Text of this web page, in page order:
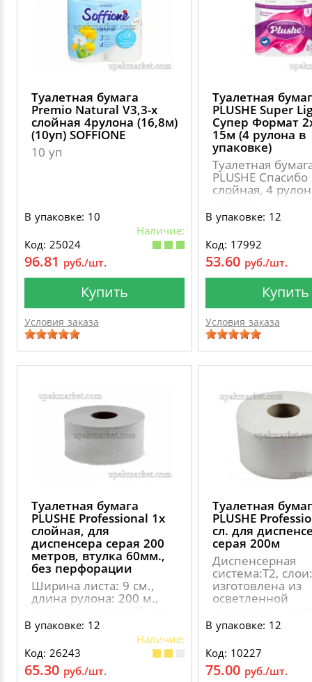
ПАКЕТЫ СЛАЙДЕРЫ И ЗИПЛОКИ ( ZIP
ПАКЕТЫ С ПЕТЛЕВЫМИ РУЧКАМИ
ПАКЕТЫ С ВЫРУБНЫМИ РУЧКАМИ
ПЛАСТИКОВЫЕ И БУМАЖНЫЕ ПАКЕТЫ
КУРЬЕРСКИЕ И ПОЧТОВЫЕ ПАКЕТЫ
ДЕКОРАТИВНЫЕ УКРАШЕНИЯ
УПАКОВКА ДЛЯ ТОРТОВ
УПАКОВКА ДЛЯ ЯИЦ
ВАТНО-БУМАЖНАЯ ПРОДУКЦИЯ
САЛФЕТКИ, ПОЛОТЕНЦА
САЛФЕТКИ ВЛАЖНЫЕ
ТУАЛЕТНАЯ БУМАГА
ИЗОЛЕНТЫ
КРЕППИРОВАННЫЕ ЛЕНТЫ
СКЛАДСКАЯ УПАКОВКА
СТИРАЛЬНЫЕ ПОРОШКИ
КОНДИЦИОНЕРЫ ДЛЯ БЕЛЬЯ
СРЕДСТВА ДЛЯ УБОРКИ И ЧИСТКИ
СРЕДСТВА ДЛЯ МЫТЬЯ ПОСУДЫ
ФЛОРЕАЛЬ
СИНЕРГЕТИК
АВТОХИМИЯ
Туалетная бумага
Premio Natural V3,3-х
слойная 4рулона (16,8м)
(10уп) SOFFIONE
10 уп
В упаковке: 10
Наличие:
Код: 25024
96.81 руб./шт.
Купить
Условия заказа
Туалетная
PLUSHE Super
Супер Формат
15м (4 рулона в
упаковке)
Туалетная
PLUSHE Спасибо
слойная, 4
В упаковке: 12
Код: 17992
53.60 руб./шт.
Купить
Условия заказа
Туалетная бумага
PLUSHE Professional 1х
слойная, для
диспенсера серая 200
метров, втулка 60мм.,
без перфорации
Ширина листа: 9 см.,
длина рулона: 200 м.,
диаметр втулки: 60 мм.,
диаметр рулона: 180
мм., диспенсерная
система:Т2 слои:1,
изготовлена из
макулатуры
В упаковке: 12
Наличие:
Код: 26243
65.30 руб./шт.
Туалетная
PLUSHE
сл. для
серая 200м
Диспенсерная
система:Т2,
изготовлена из
осветленной
листа: 9 см
рулона: 200 м.,
втулки: 60 мм.,
рулона: 180 мм
В упаковке: 12
Код: 10227
75.00 руб./шт.